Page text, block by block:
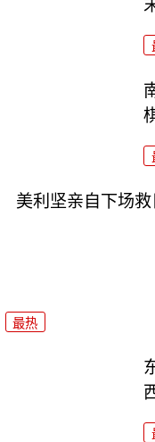
美利坚亲自下场
最热